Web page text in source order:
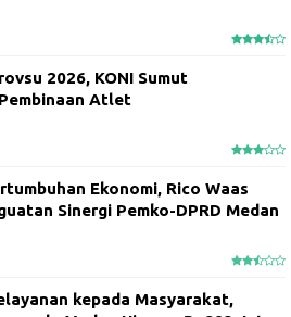
2026, KONI Sumut
Atlet
Ekonomi, Rico Waas
Sinergi Pemko-DPRD Medan
kepada Masyarakat,